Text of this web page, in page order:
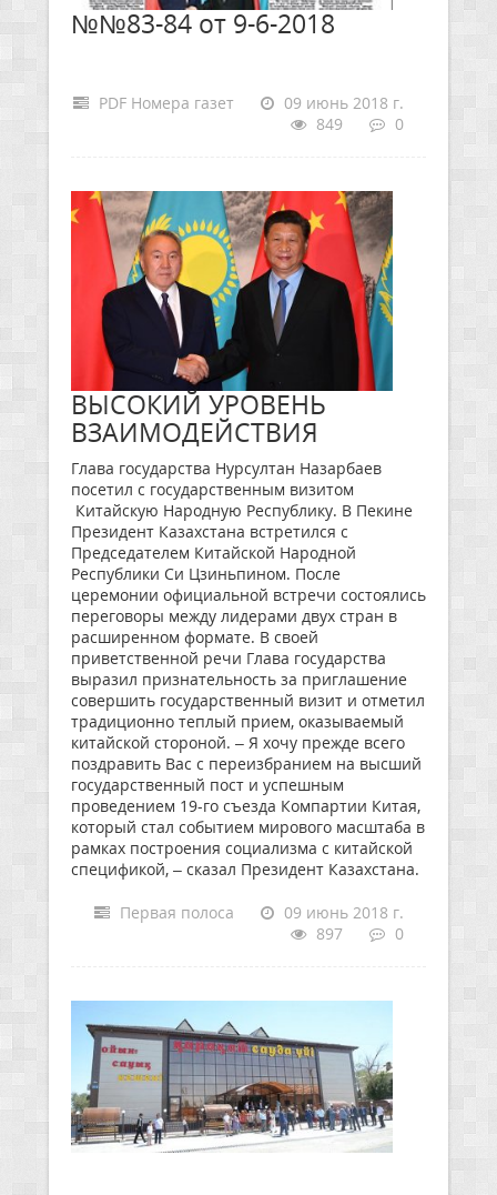
№№83-84 от 9-6-2018
PDF Номера газет
09 июнь 2018 г.
849
0
ВЫСОКИЙ УРОВЕНЬ
ВЗАИМОДЕЙСТВИЯ
Глава государства Нурсултан Назарбаев
посетил с государственным визитом
Китайскую Народную Республику. В Пекине
Президент Казахстана встретился с
Председателем Китайской Народной
Республики Си Цзиньпином. После
церемонии официальной встречи состоялись
переговоры между лидерами двух стран в
расширенном формате. В своей
приветственной речи Глава государства
выразил признательность за приглашение
совершить государственный визит и отметил
традиционно теплый прием, оказываемый
китайской стороной. – Я хочу прежде всего
поздравить Вас с переизбранием на высший
государственный пост и успешным
проведением 19-го съезда Компартии Китая,
который стал событием мирового масштаба в
рамках построения социализма с китайской
спецификой, – сказал Президент Казахстана.
Первая полоса
09 июнь 2018 г.
897
0